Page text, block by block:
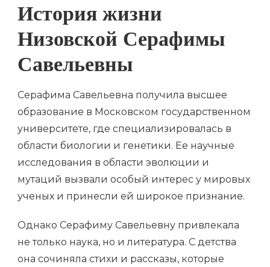
История жизни
Низовской Серафимы
Савельевны
Серафима Савельевна получила высшее
образование в Московском государственном
университете, где специализировалась в
области биологии и генетики. Ее научные
исследования в области эволюции и
мутаций вызвали особый интерес у мировых
ученых и принесли ей широкое признание.
Однако Серафиму Савельевну привлекала
не только наука, но и литература. С детства
она сочиняла стихи и рассказы, которые